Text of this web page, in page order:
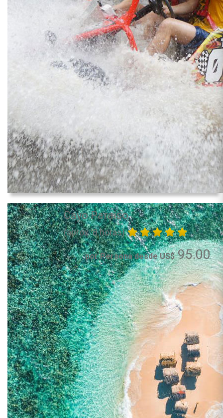
Cayo Paraiso
(aprox. 8 horas)
por Persona desde US$95.00